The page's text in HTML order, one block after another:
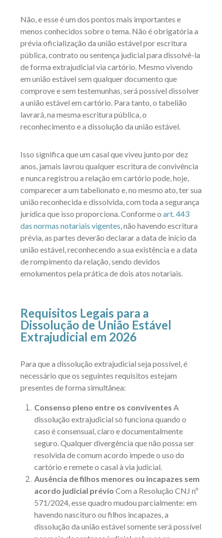
Não, e esse é um dos pontos mais importantes e
menos conhecidos sobre o tema. Não é obrigatória a
prévia oficialização da união estável por escritura
pública, contrato ou sentença judicial para dissolvê-la
de forma extrajudicial via cartório. Mesmo vivendo
em união estável sem qualquer documento que
comprove e sem testemunhas, será possível dissolver
a união estável em cartório. Para tanto, o tabelião
lavrará, na mesma escritura pública, o
reconhecimento e a dissolução da união estável.
Isso significa que um casal que viveu junto por dez
anos, jamais lavrou qualquer escritura de convivência
e nunca registrou a relação em cartório pode, hoje,
comparecer a um tabelionato e, no mesmo ato, ter sua
união reconhecida e dissolvida, com toda a segurança
jurídica que isso proporciona. Conforme o art. 443
das normas notariais vigentes , não havendo escritura
prévia, as partes deverão declarar a data de início da
união estável, reconhecendo a sua existência e a data
de rompimento da relação, sendo devidos
emolumentos pela prática de dois atos notariais.
Requisitos Legais para a
Dissolução de União Estável
Extrajudicial em 2026
Para que a dissolução extrajudicial seja possível, é
necessário que os seguintes requisitos estejam
presentes de forma simultânea:
Consenso pleno entre os conviventes A
dissolução extrajudicial só funciona quando o
caso é consensual, claro e documentalmente
seguro. Qualquer divergência que não possa ser
resolvida de comum acordo impede o uso do
cartório e remete o casal à via judicial.
Ausência de filhos menores ou incapazes sem
acordo judicial prévio Com a Resolução CNJ nº
571/2024 , esse quadro mudou parcialmente: em
havendo nascituro ou filhos incapazes, a
dissolução da união estável somente será possível